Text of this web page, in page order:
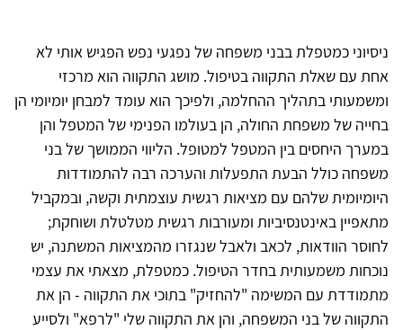
ניסיוני כמטפלת בבני משפחה של נפגעי נפש הפגיש אותי לא
אחת עם שאלת התקווה בטיפול. מושג התקווה הוא מרכזי
ומשמעותי בתהליך ההחלמה, ולפיכך הוא עומד למבחן יומיומי הן
בחייה של משפחת החולה, הן בעולמו הפנימי של המטפל והן
במערך היחסים בין המטפל למטופל. הליווי הממושך של בני
משפחה כולל הבעת התפעלות והערכה רבה להתמודדות
היומיומית שלהם עם מציאות רגשית עוצמתית וקשה, ובמקביל
מתאפיין באינטנסיביות ומעורבות רגשית מטלטלת ושוחקת;
לחוסר הוודאות, לכאב ולאבל שנגזרו מהמציאות המשתנה, יש
נוכחות משמעותית בחדר הטיפול. כמטפלת, מצאתי את עצמי
מתמודדת עם המשימה "להחזיק" בתוכי את התקווה - הן את
התקווה של בני המשפחה, והן את התקווה שלי "לרפא" ולסייע